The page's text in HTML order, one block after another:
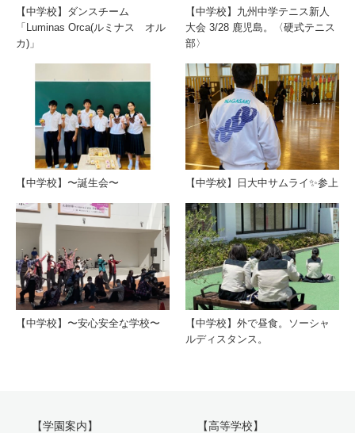
【中学校】ダンスチーム
「Luminas Orca(ルミナス オル
カ)」
【中学校】九州中学テニス新人
大会 3/28 鹿児島。〈硬式テニス
部〉
【中学校】〜誕生会〜 【中学校】日大中サムライ✨参上
【中学校】〜安心安全な学校〜
【中学校】外で昼食。ソーシャ
ルディスタンス。
【学園案内】 【高等学校】